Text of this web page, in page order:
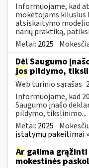
Informuojame, kad
mokėtojams kilusius
atsiskaitymo
narių praktiką,
Metai: 2025
Dėl Saugumo
jos pildymo,
Web turinio sąrašas
Informuojame, kad
Saugumo įnašo
pildymo, tikslinimo...
Metai: 2025
įstatymų pakeitimai
Ar galima
mokestinės